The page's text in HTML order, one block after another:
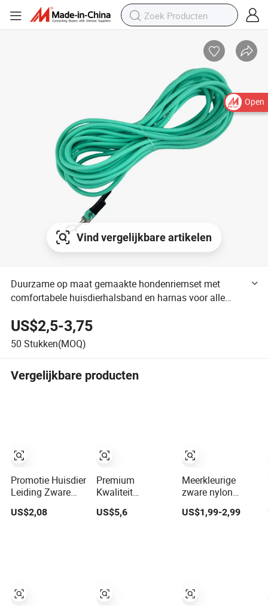
Open
Vind vergelijkbare artikelen
Duurzame op maat gemaakte hondenriemset met
comfortabele huisdierhalsband en harnas voor alle
US$2,5-3,75
50 Stukken(MOQ)
Vergelijkbare producten
Promotie Huisdier
Leiding Zware
Gevoerde
US$2,08
Premium
Kwaliteit
Huisdier Hond
US$5,6
Meerkleurige
zware nylon
zachte, gevoerde
US$1,99-2,99